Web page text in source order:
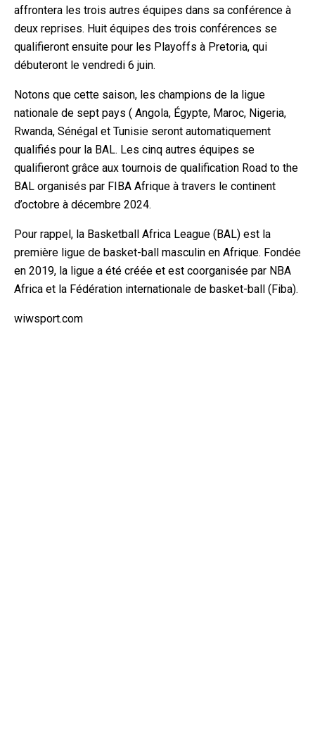
affrontera les trois autres équipes dans sa conférence à
deux reprises. Huit équipes des trois conférences se
qualifieront ensuite pour les Playoffs à Pretoria, qui
débuteront le vendredi 6 juin.
Notons que cette saison, les champions de la ligue
nationale de sept pays ( Angola, Égypte, Maroc, Nigeria,
Rwanda, Sénégal et Tunisie seront automatiquement
qualifiés pour la BAL. Les cinq autres équipes se
qualifieront grâce aux tournois de qualification Road to the
BAL organisés par FIBA ​​Afrique à travers le continent
d’octobre à décembre 2024.
Pour rappel, la Basketball Africa League (BAL) est la
première ligue de basket-ball masculin en Afrique. Fondée
en 2019, la ligue a été créée et est coorganisée par NBA
Africa et la Fédération internationale de basket-ball (Fiba).
wiwsport.com